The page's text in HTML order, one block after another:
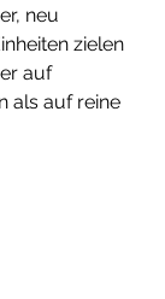
neu
zielen
auf
als auf reine